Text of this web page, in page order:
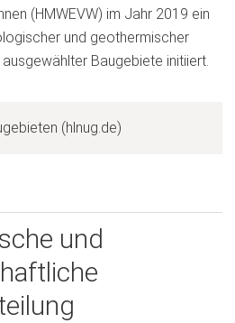
(HMWEVW) im Jahr 2019 ein
und geothermischer
Baugebiete initiiert.
(hlnug.de)
und